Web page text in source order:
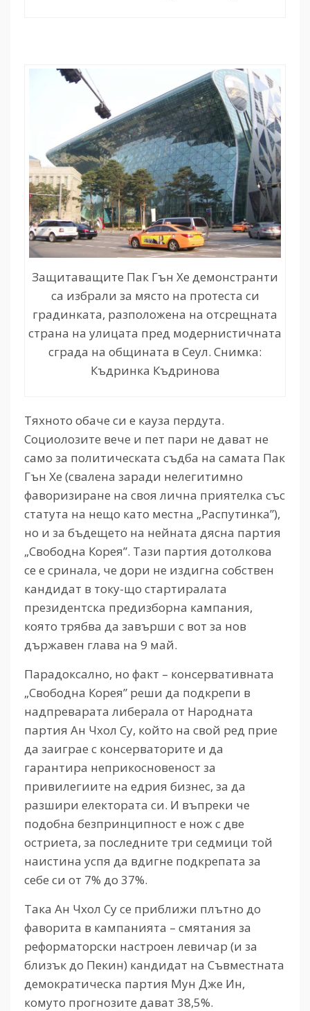
Защитаващите Пак Гън Хе демонстранти
са избрали за място на протеста си
градинката, разположена на отсрещната
страна на улицата пред модернистичната
сграда на общината в Сеул. Снимка:
Къдринка Къдринова
Тяхното обаче си е кауза пердута.
Социолозите вече и пет пари не дават не
само за политическата съдба на самата Пак
Гън Хе (свалена заради нелегитимно
фаворизиране на своя лична приятелка със
статута на нещо като местна „Распутинка”),
но и за бъдещето на нейната дясна партия
„Свободна Корея”. Тази партия дотолкова
се е сринала, че дори не издигна собствен
кандидат в току-що стартиралата
президентска предизборна кампания,
която трябва да завърши с вот за нов
държавен глава на 9 май.
Парадоксално, но факт – консервативната
„Свободна Корея” реши да подкрепи в
надпреварата либерала от Народната
партия Ан Чхол Су, който на свой ред прие
да заиграе с консерваторите и да
гарантира неприкосновеност за
привилегиите на едрия бизнес, за да
разшири електората си. И въпреки че
подобна безпринципност е нож с две
остриета, за последните три седмици той
наистина успя да вдигне подкрепата за
себе си от 7% до 37%.
Така Ан Чхол Су се приближи плътно до
фаворита в кампанията – смятания за
реформаторски настроен левичар (и за
близък до Пекин) кандидат на Съвместната
демократическа партия Мун Дже Ин,
комуто прогнозите дават 38,5%.